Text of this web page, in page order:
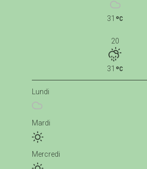
31
20
31
Lundi
Mardi
Mercredi